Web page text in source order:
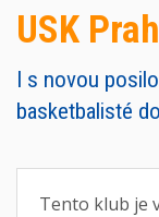
USK
I s novou
basketbalisté
Tento klub je